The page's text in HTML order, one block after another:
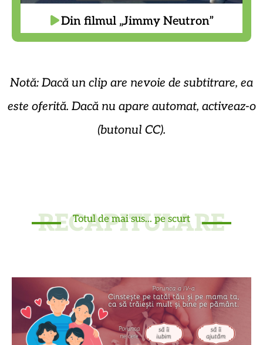
Din filmul „Jimmy Neutron”
Notă: Dacă un clip are nevoie de subtitrare, ea
este oferită. Dacă nu apare automat, activeaz-o
(butonul CC).
RECAPITULARE
Totul de mai sus... pe scurt